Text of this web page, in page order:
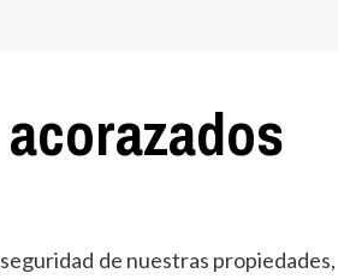
de nuestras propiedades,